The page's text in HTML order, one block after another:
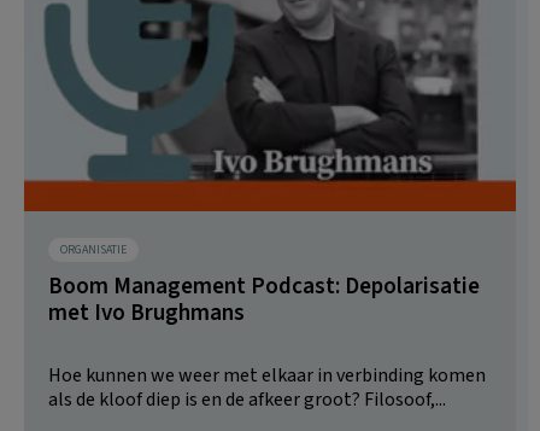
ORGANISATIE
Boom Management Podcast: Depolarisatie
met Ivo Brughmans
Hoe kunnen we weer met elkaar in verbinding komen
als de kloof diep is en de afkeer groot? Filosoof,...